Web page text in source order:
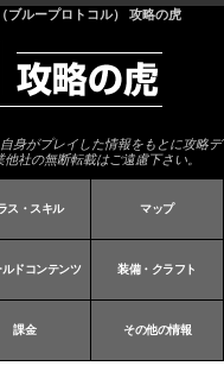
ブループロトコル） 攻略の虎
身がプレイした情報をもとに攻略デ
社の無断転載はご遠慮下さい。
ス・スキル マップ
ルドコンテンツ 装備・クラフト
課金 その他の情報